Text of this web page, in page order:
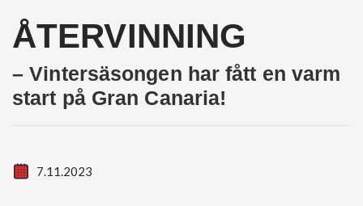
ÅTERVINNING
– Vintersäsongen har fått en varm
start på Gran Canaria!
7.11.2023